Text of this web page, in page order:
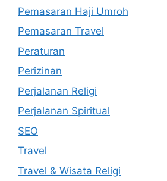
Pemasaran Haji Umroh
Pemasaran Travel
Peraturan
Perizinan
Perjalanan Religi
Perjalanan Spiritual
SEO
Travel
Travel & Wisata Religi